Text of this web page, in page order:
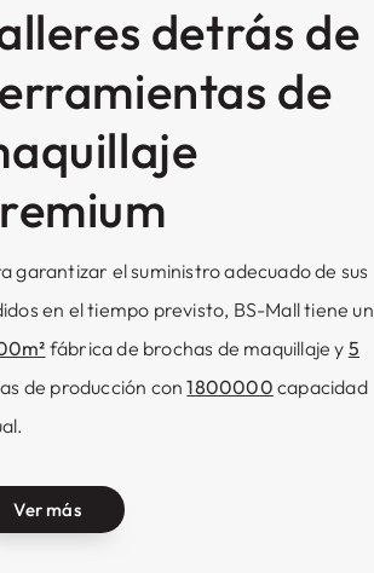
detrás de
de
garantizar el suministro adecuado de sus
en el tiempo previsto, BS-Mall tiene un
fábrica de brochas de maquillaje y 5
de producción con1800000 capacidad
Ver más